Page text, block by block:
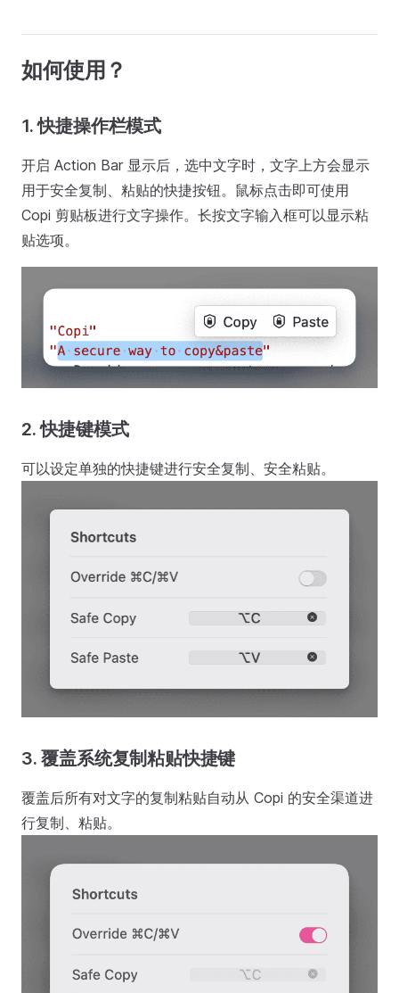
如何使用？
1. 快捷操作栏模式
开启 Action Bar 显示后，选中文字时，文字上方会显示
用于安全复制、粘贴的快捷按钮。鼠标点击即可使用
Copi 剪贴板进行文字操作。长按文字输入框可以显示粘
贴选项。
2. 快捷键模式
可以设定单独的快捷键进行安全复制、安全粘贴。
3. 覆盖系统复制粘贴快捷键
覆盖后所有对文字的复制粘贴自动从 Copi 的安全渠道进
行复制、粘贴。